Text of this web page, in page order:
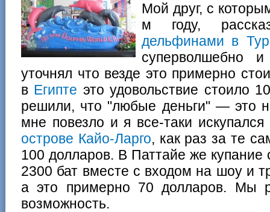
Мой друг, с
м году,
дельфинами в
суперволшебно
уточнял что везде это примерно
в Египте это удовольствие стоило
решили, что "любые деньги" — это
мне повезло и я все-таки
острове Кайо-Ларго, как раз за те
100 долларов. В Паттайе же купание
2300 бат вместе с входом на шоу и
а это примерно 70 долларов. Мы
возможность.